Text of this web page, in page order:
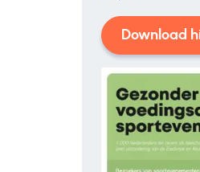
Download